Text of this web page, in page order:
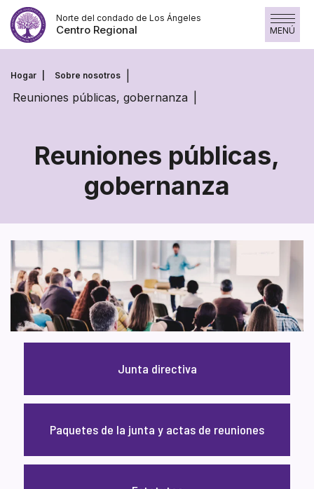
Saltar
contenido
Norte del condado de Los Ángeles
Centro Regional MENÚ
Hogar Sobre nosotros
Reuniones públicas, gobernanza
Reuniones públicas,
gobernanza
Reuniones
gobernanza
Junta directiva
Paquetes de la junta y actas de reuniones